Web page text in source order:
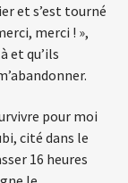
et s’est tourné
merci ! »,
et qu’ils
pour moi
cité dans le
16 heures